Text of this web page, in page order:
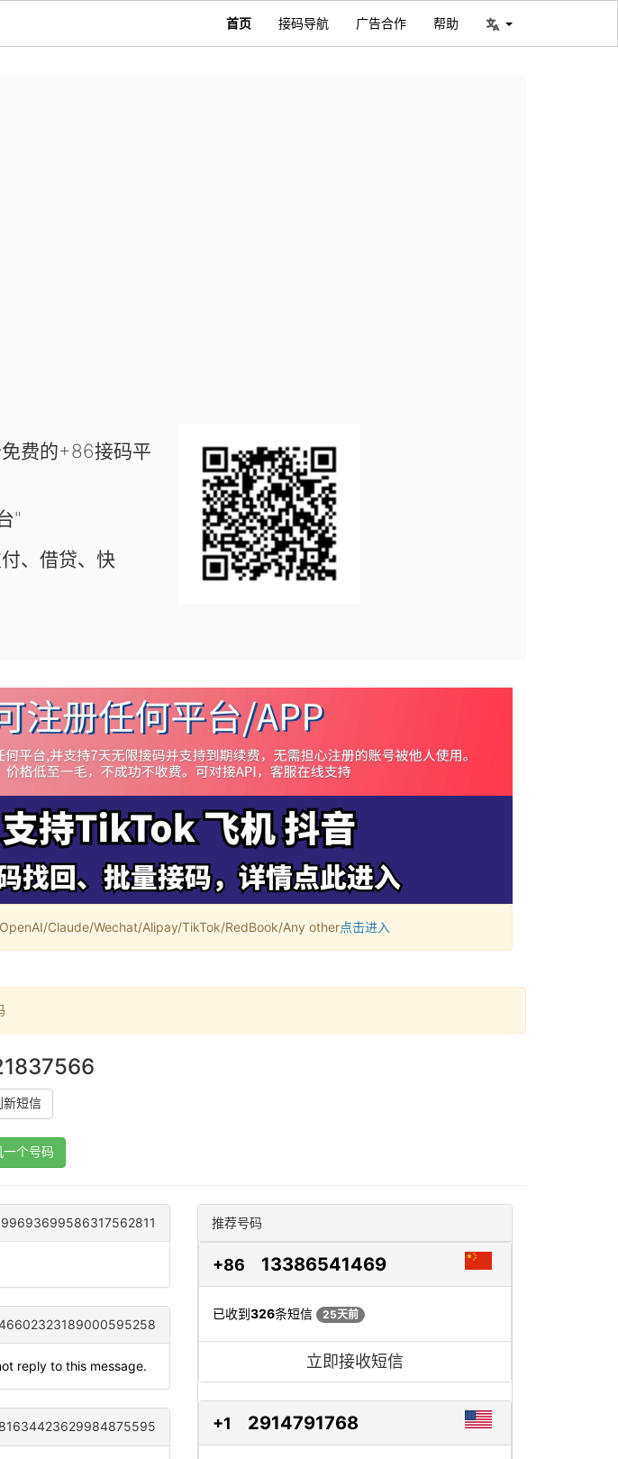
首页 接码导航 广告合作 帮助
费的+86接码平
"
、借贷、快
Claude/Wechat/Alipay/TikTok/RedBook/Any other点击进入
新短信
一个号码
99693699586317562811
reply to this message.
81634423629984875595
推荐号码
+86 13386541469
已收到326条短信 25天前
立即接收短信
+1 2914791768